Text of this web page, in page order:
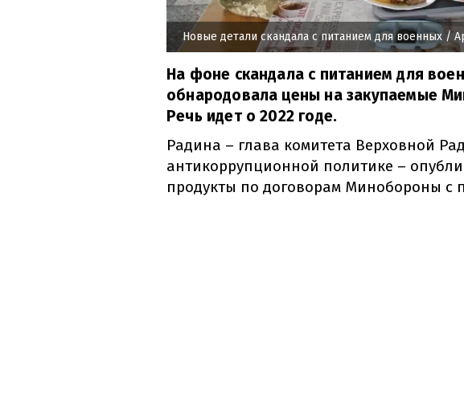
Новые детали скандала с питанием для военных /
На фоне скандала с питанием для
обнародовала цены на закупаемые
Речь идет о 2022 годе.
Радина – глава комитета Верховной
антикоррупционной политике –
продукты по договорам Минобороны с